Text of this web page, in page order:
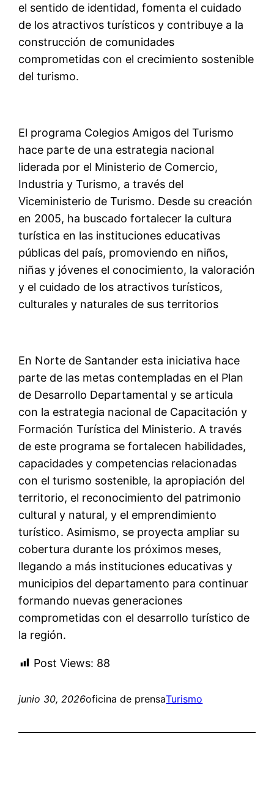
el sentido de identidad, fomenta el cuidado
de los atractivos turísticos y contribuye a la
construcción de comunidades
comprometidas con el crecimiento sostenible
del turismo.
El programa Colegios Amigos del Turismo
hace parte de una estrategia nacional
liderada por el Ministerio de Comercio,
Industria y Turismo, a través del
Viceministerio de Turismo. Desde su creación
en 2005, ha buscado fortalecer la cultura
turística en las instituciones educativas
públicas del país, promoviendo en niños,
niñas y jóvenes el conocimiento, la valoración
y el cuidado de los atractivos turísticos,
culturales y naturales de sus territorios
En Norte de Santander esta iniciativa hace
parte de las metas contempladas en el Plan
de Desarrollo Departamental y se articula
con la estrategia nacional de Capacitación y
Formación Turística del Ministerio. A través
de este programa se fortalecen habilidades,
capacidades y competencias relacionadas
con el turismo sostenible, la apropiación del
territorio, el reconocimiento del patrimonio
cultural y natural, y el emprendimiento
turístico. Asimismo, se proyecta ampliar su
cobertura durante los próximos meses,
llegando a más instituciones educativas y
municipios del departamento para continuar
formando nuevas generaciones
comprometidas con el desarrollo turístico de
la región.
Post Views: 88
junio 30, 2026oficina de prensaTurismo